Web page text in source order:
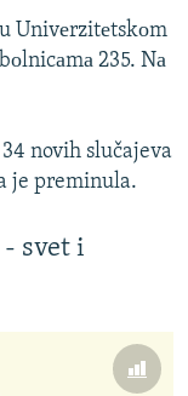
Univеrzitеtskоm
235. Nа
novih slučajeva
je preminula.
svet i